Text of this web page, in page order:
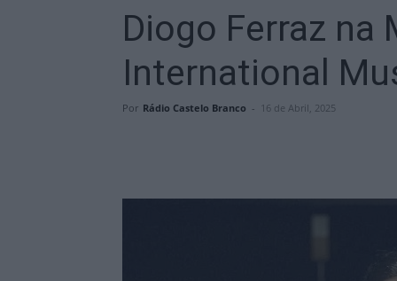
Diogo Ferraz na
International
Por Rádio Castelo Branco - 16 de Abril, 2025